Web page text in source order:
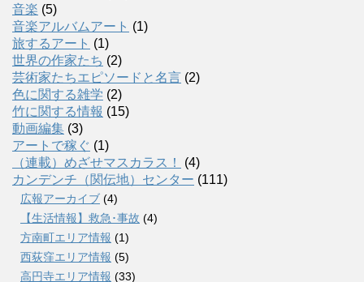
音楽 (5)
音楽アルバムアート (1)
旅するアート (1)
世界の作家たち (2)
芸術家たちエピソードと名言 (2)
色に関する雑学 (2)
竹に関する情報 (15)
動画編集 (3)
アートで稼ぐ (1)
（連載）めざせマスカラス！
(4)
カンデンチ（関伝地）センター (111)
広報アーカイブ (4)
【生活情報】救急･事故 (4)
方南町エリア情報 (1)
西荻窪エリア情報 (5)
高円寺エリア情報 (33)